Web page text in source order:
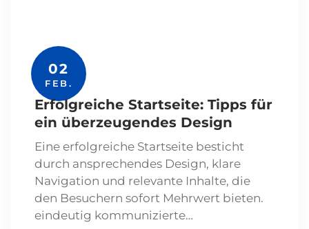
02
FEB.
Erfolgreiche Startseite: Tipps für
ein überzeugendes Design
Eine erfolgreiche Startseite besticht
durch ansprechendes Design, klare
Navigation und relevante Inhalte, die
den Besuchern sofort Mehrwert bieten.
eindeutig kommunizierte…